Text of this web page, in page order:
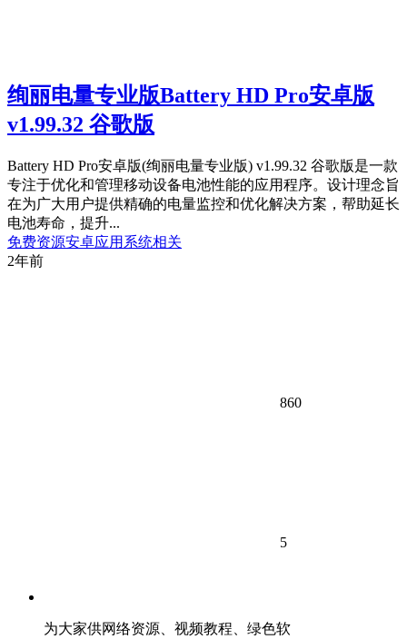
绚丽电量专业版Battery HD Pro安卓版
v1.99.32 谷歌版
Battery HD Pro安卓版(绚丽电量专业版) v1.99.32 谷歌版是一款
专注于优化和管理移动设备电池性能的应用程序。设计理念旨
在为广大用户提供精确的电量监控和优化解决方案，帮助延长
电池寿命，提升...
免费资源安卓应用 系统相关
2年前
860
5
为大家供网络资源、视频教程、绿色软